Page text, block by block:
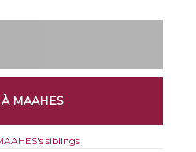
MAAHES
siblings